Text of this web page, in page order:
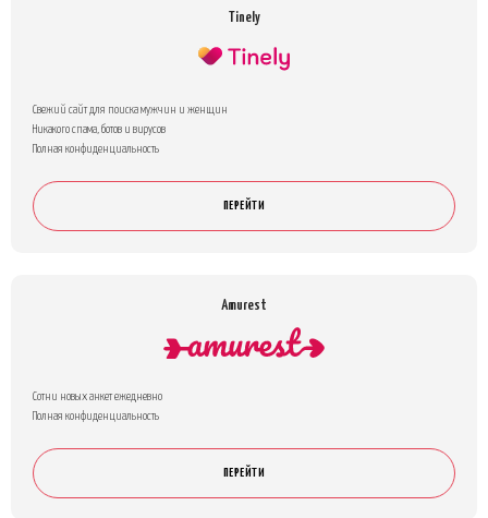
Tinely
Свежий сайт для поиска мужчин и женщин
Никакого спама, ботов и вирусов
Полная конфиденциальность
ПЕРЕЙТИ
Amurest
Сотни новых анкет ежедневно
Полная конфиденциальность
ПЕРЕЙТИ